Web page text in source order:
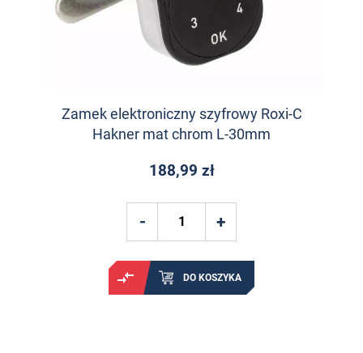
Zamek elektroniczny szyfrowy Roxi-C
Hakner mat chrom L-30mm
188,99 zł
DO KOSZYKA